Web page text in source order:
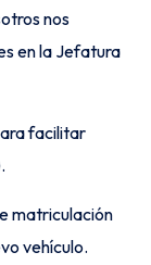
nos
en la Jefatura
facilitar
matriculación
vehículo.